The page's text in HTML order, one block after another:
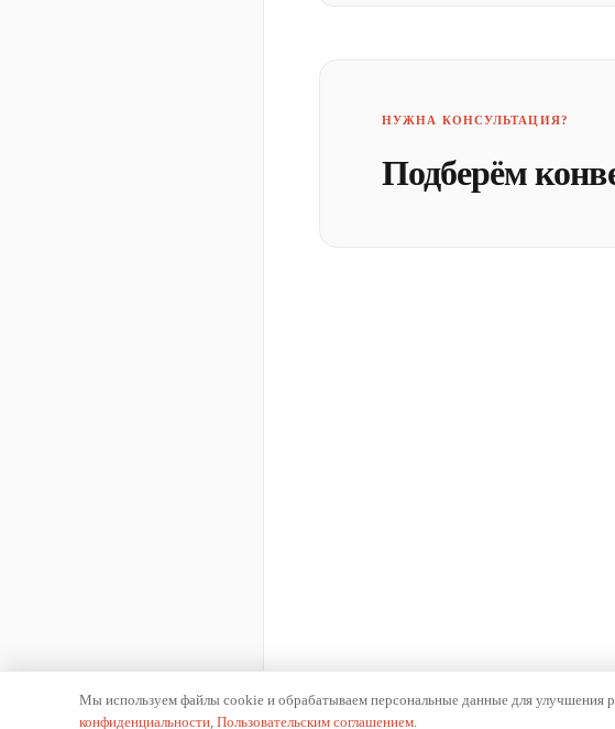
НУЖНА КОНСУЛЬТАЦИЯ?
Подберём
Мы используем файлы cookie и обрабатываем персональные данные для улучшения
конфиденциальности, Пользовательским соглашением.